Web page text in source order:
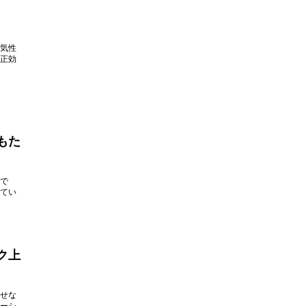
性
効
た
い
上
な